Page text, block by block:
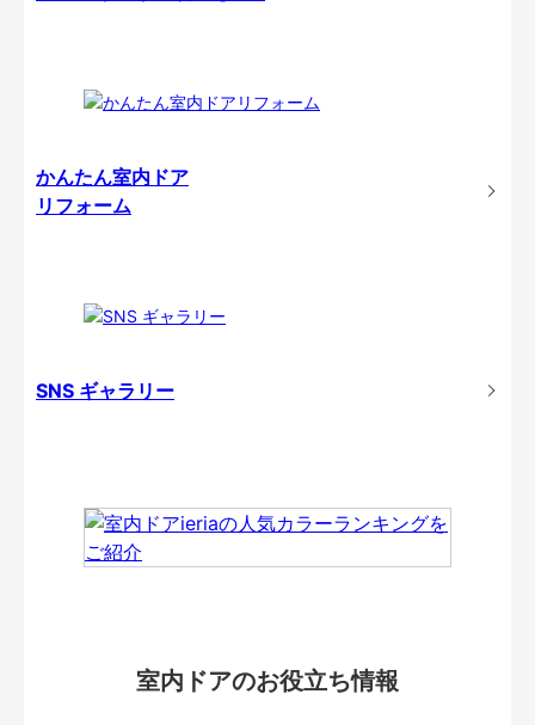
かんたん室内ドア
リフォーム
SNS ギャラリー
室内ドアのお役立ち情報